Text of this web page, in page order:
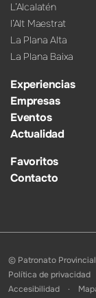
L’Alcalatén
l’Alt Maestrat
La Plana Alta
La Plana Baixa
Experiencias
Empresas
Eventos
Actualidad
Favoritos
Contacto
© Patronato
Política de privacidad
Accesibilidad